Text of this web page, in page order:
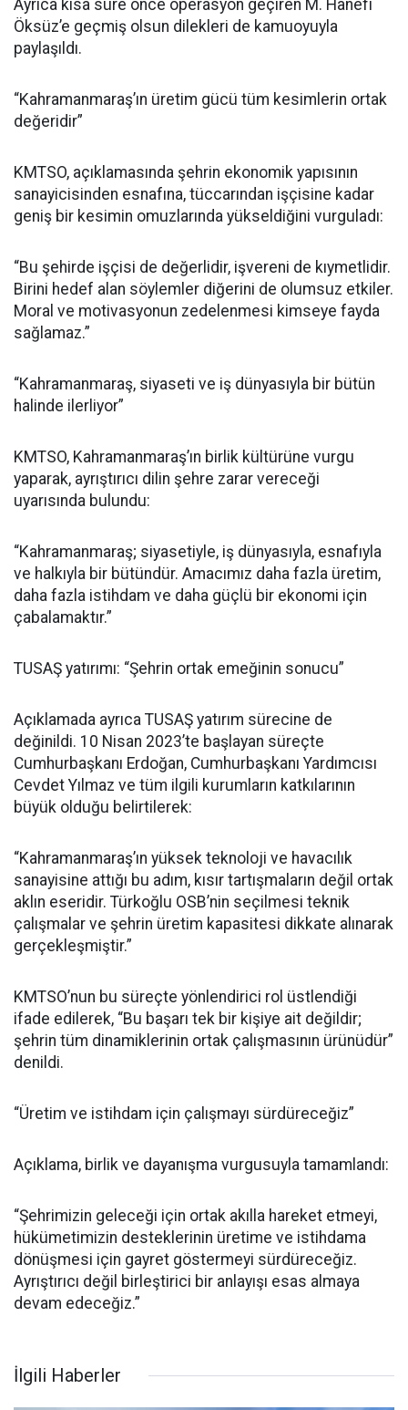
Ayrıca kısa süre önce operasyon geçiren M. Hanefi
Öksüz’e geçmiş olsun dilekleri de kamuoyuyla
paylaşıldı.
“Kahramanmaraş’ın üretim gücü tüm kesimlerin ortak
değeridir”
KMTSO, açıklamasında şehrin ekonomik yapısının
sanayicisinden esnafına, tüccarından işçisine kadar
geniş bir kesimin omuzlarında yükseldiğini vurguladı:
“Bu şehirde işçisi de değerlidir, işvereni de kıymetlidir.
Birini hedef alan söylemler diğerini de olumsuz etkiler.
Moral ve motivasyonun zedelenmesi kimseye fayda
sağlamaz.”
“Kahramanmaraş, siyaseti ve iş dünyasıyla bir bütün
halinde ilerliyor”
KMTSO, Kahramanmaraş’ın birlik kültürüne vurgu
yaparak, ayrıştırıcı dilin şehre zarar vereceği
uyarısında bulundu:
“Kahramanmaraş; siyasetiyle, iş dünyasıyla, esnafıyla
ve halkıyla bir bütündür. Amacımız daha fazla üretim,
daha fazla istihdam ve daha güçlü bir ekonomi için
çabalamaktır.”
TUSAŞ yatırımı: “Şehrin ortak emeğinin sonucu”
Açıklamada ayrıca TUSAŞ yatırım sürecine de
değinildi. 10 Nisan 2023’te başlayan süreçte
Cumhurbaşkanı Erdoğan, Cumhurbaşkanı Yardımcısı
Cevdet Yılmaz ve tüm ilgili kurumların katkılarının
büyük olduğu belirtilerek:
“Kahramanmaraş’ın yüksek teknoloji ve havacılık
sanayisine attığı bu adım, kısır tartışmaların değil ortak
aklın eseridir. Türkoğlu OSB’nin seçilmesi teknik
çalışmalar ve şehrin üretim kapasitesi dikkate alınarak
gerçekleşmiştir.”
KMTSO’nun bu süreçte yönlendirici rol üstlendiği
ifade edilerek, “Bu başarı tek bir kişiye ait değildir;
şehrin tüm dinamiklerinin ortak çalışmasının ürünüdür”
denildi.
“Üretim ve istihdam için çalışmayı sürdüreceğiz”
Açıklama, birlik ve dayanışma vurgusuyla tamamlandı:
“Şehrimizin geleceği için ortak akılla hareket etmeyi,
hükümetimizin desteklerinin üretime ve istihdama
dönüşmesi için gayret göstermeyi sürdüreceğiz.
Ayrıştırıcı değil birleştirici bir anlayışı esas almaya
devam edeceğiz.”
İlgili Haberler